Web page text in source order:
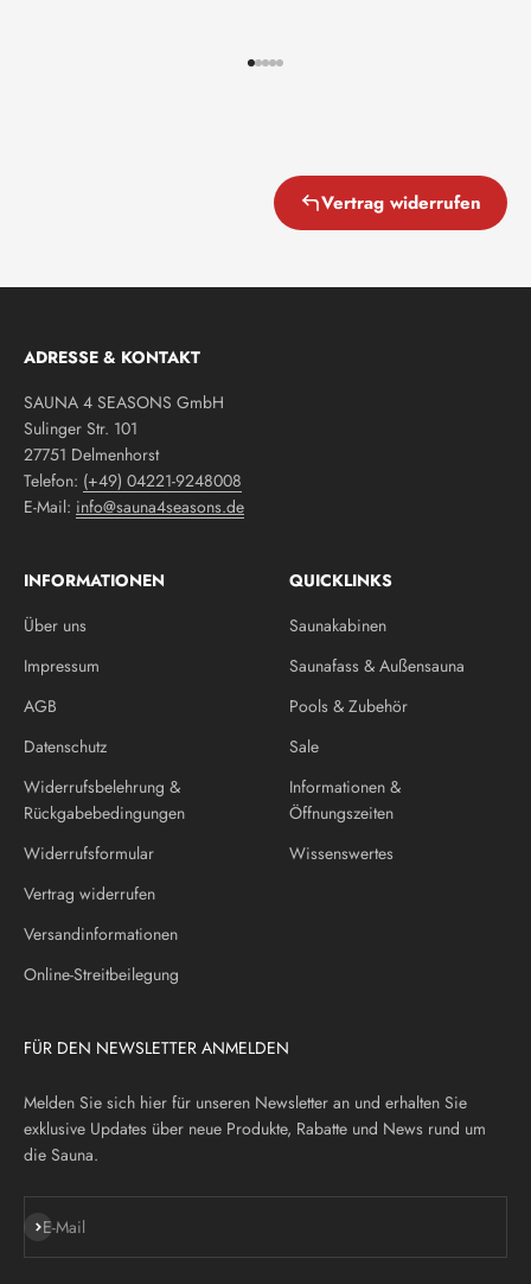
Gehe zu Element 1
Gehe zu Element 2
Gehe zu Element 3
Gehe zu Element 4
Gehe zu Element 5
Vertrag widerrufen
ADRESSE & KONTAKT
SAUNA 4 SEASONS GmbH
Sulinger Str. 101
27751 Delmenhorst
Telefon: (+49) 04221-9248008
E-Mail: info@sauna4seasons.de
INFORMATIONEN
Über uns
Impressum
AGB
Datenschutz
Widerrufsbelehrung &
Rückgabebedingungen
Widerrufsformular
Vertrag widerrufen
Versandinformationen
Online-Streitbeilegung
QUICKLINKS
Saunakabinen
Saunafass & Außensauna
Pools & Zubehör
Sale
Informationen &
Öffnungszeiten
Wissenswertes
FÜR DEN NEWSLETTER ANMELDEN
Melden Sie sich hier für unseren Newsletter an und erhalten Sie
exklusive Updates über neue Produkte, Rabatte und News rund um
die Sauna.
E-Mail
Abonnieren